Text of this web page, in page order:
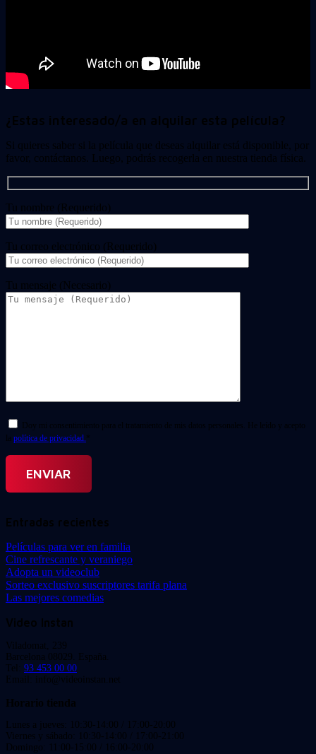
¿Estas interesado/a en alquilar esta película?
Si quieres saber si la película que deseas alquilar está disponible, por
favor, contáctanos. Luego, podrás recogerla en nuestra tienda física.
Tu nombre (Requerido)
Tu correo electrónico (Requerido)
Tu mensaje (Necesario)
Doy mi consentimiento para el tratamiento de mis datos personales. He leído y acepto
la política de privacidad. *
Entradas recientes
Películas para ver en familia
Cine refrescante y veraniego
Adopta un videoclub
Sorteo exclusivo suscriptores tarifa plana
Las mejores comedias
Video Instan
Viladomat, 239
Barcelona 08029. España.
Tel: 93 453 00 00
Email: info@videoinstan.net
Horario tienda
Lunes a jueves: 10:30-14:00 / 17:00-20:00
Viernes y sábado: 10:30-14:00 / 17:00-21:00
Domingo: 11:00-15:00 / 16:00-20:00